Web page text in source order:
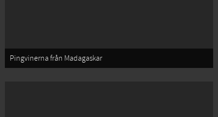
Pingvinerna från Madagaskar